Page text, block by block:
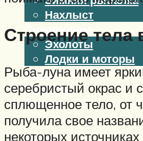
Нахлыст
Снаряжение
Эхолоты
Лодки и моторы
Узлы
Рецепты
Разное
Меню
Строение тела
Рыба-луна имеет
серебристый окрас и
сплющенное тело, от
получила свое
некоторых